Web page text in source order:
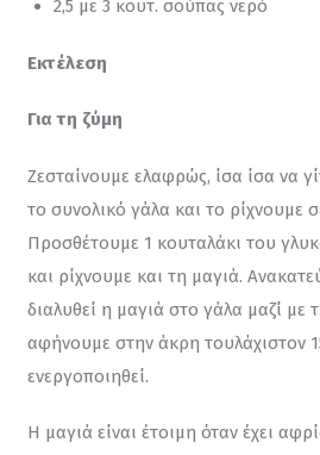
2,5 με 3 κουτ. σούπας νερό
Εκτέλεση
Για τη ζύμη
Ζεσταίνουμε ελαφρώς, ίσα ίσα να
το συνολικό γάλα και το ρίχνουμε
Προσθέτουμε 1 κουταλάκι του
και ρίχνουμε και τη μαγιά.
διαλυθεί η μαγιά στο γάλα μαζί με
αφήνουμε στην άκρη τουλάχιστον
ενεργοποιηθεί.
Η μαγιά είναι έτοιμη όταν έχει